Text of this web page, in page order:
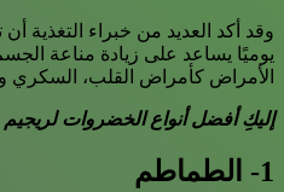
يوميًا يساعد على زيادة مناعة
الأمراض كأمراض القلب، السكري
إليكِ أفضل أنواع الخضروات
1- الطماطم